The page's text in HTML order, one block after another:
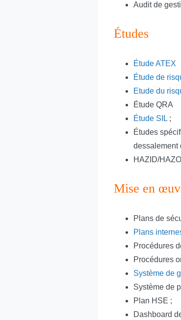
Audit de
Études
Étude ATEX
Étude de
Etude du
Étude QRA
Étude SIL ;
Études
dessalement
HAZID/
Mise en
Plans de
Plans
Procédures
Procédures
Système de
Système de
Plan HSE ;
Dashboard